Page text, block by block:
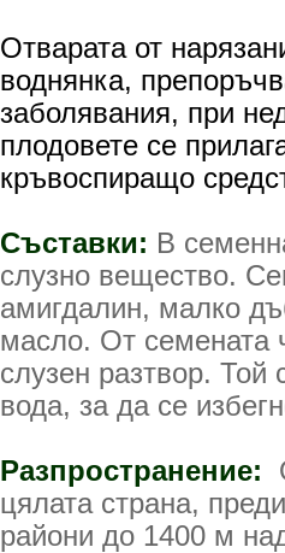
Отварата от
воднянка,
заболявания, при
плодовете се
кръвоспиращо
Съставки: В
слузно вещество.
амигдалин, малко
масло. От семената
слузен разтвор. Той
вода, за да се
Разпространение:
цялата страна,
райони до 1400 м